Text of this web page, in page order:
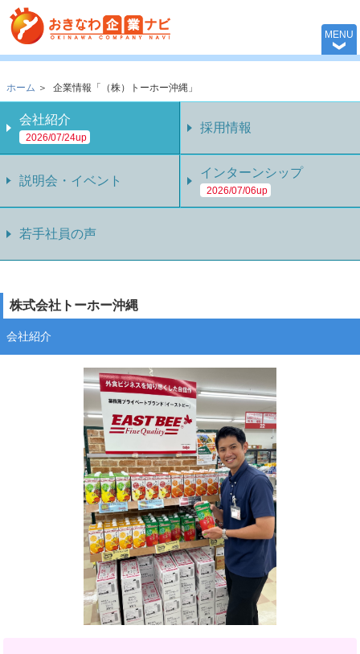
おきなわ企業
MENU
ホーム ＞ 企業情報「（株）トーホー沖縄」
会社紹介
2026/07/24up
採用情報
説明会・イベント
インターンシップ
2026/07/06up
若手社員の声
株式会社トーホー沖縄
会社紹介